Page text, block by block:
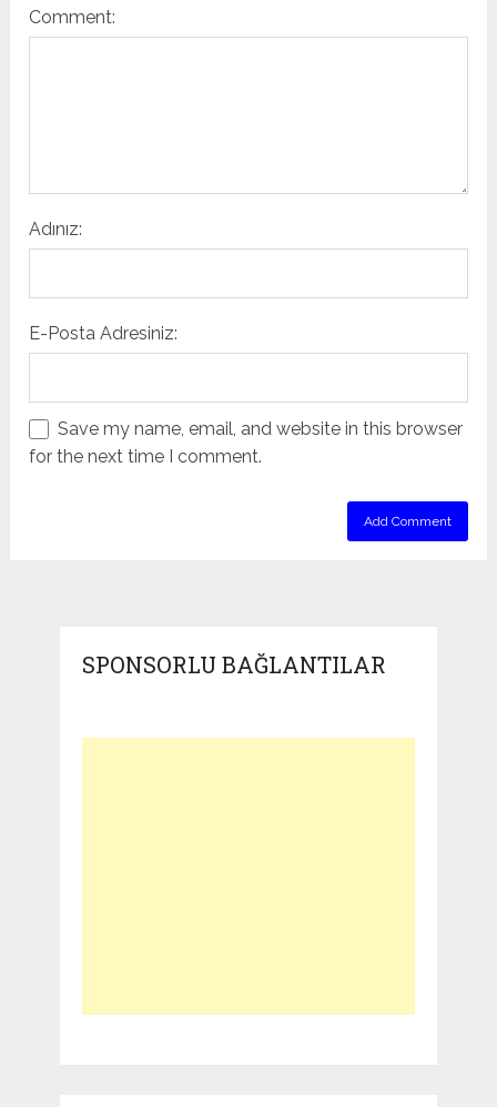
Comment:
Adınız:
E-Posta Adresiniz:
Save my name, email, and website in this browser
for the next time I comment.
SPONSORLU BAĞLANTILAR